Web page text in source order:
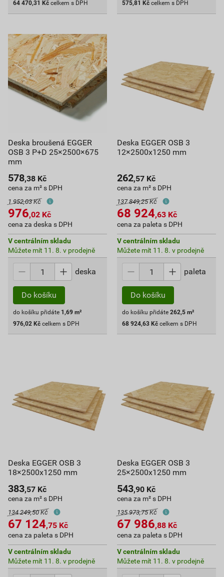
64 470,31 Kč celkem s DPH 575,81 Kč celkem s DPH
Deska broušená EGGER
OSB 3 P+D 25×2500×675
mm
578,38 Kč
cena za m² s DPH
1 952,03 Kč
976,02 Kč
cena za deska s DPH
V centrálním skladu
Můžete mít 11. 8. v prodejně
deska
Do košíku
do košíku přidáte 1,69 m²
976,02 Kč celkem s DPH
Deska EGGER OSB 3
12×2500x1250 mm
262,57 Kč
cena za m² s DPH
137 849,25 Kč
68 924,63 Kč
cena za paleta s DPH
V centrálním skladu
Můžete mít 11. 8. v prodejně
paleta
Do košíku
do košíku přidáte 262,5 m²
68 924,63 Kč celkem s DPH
Deska EGGER OSB 3
18×2500x1250 mm
383,57 Kč
cena za m² s DPH
134 249,50 Kč
67 124,75 Kč
cena za paleta s DPH
V centrálním skladu
Můžete mít 11. 8. v prodejně
Deska EGGER OSB 3
25×2500x1250 mm
543,90 Kč
cena za m² s DPH
135 973,75 Kč
67 986,88 Kč
cena za paleta s DPH
V centrálním skladu
Můžete mít 11. 8. v prodejně